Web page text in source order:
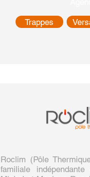
Trappes
Roclim (Pôle
familiale